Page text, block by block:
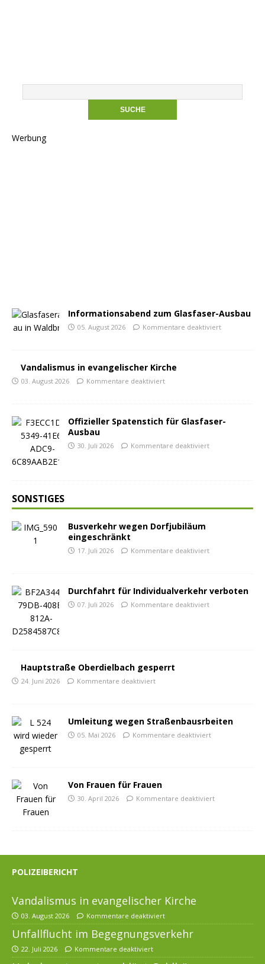
Werbung
Informationsabend zum Glasfaser-Ausbau
05. August 2026 Kommentare deaktiviert
Vandalismus in evangelischer Kirche
03. August 2026 Kommentare deaktiviert
Offizieller Spatenstich für Glasfaser-
Ausbau
30. Juli 2026 Kommentare deaktiviert
SONSTIGES
Busverkehr wegen Dorfjubiläum
eingeschränkt
17. Juli 2026 Kommentare deaktiviert
Durchfahrt für Individualverkehr verboten
07. Juli 2026 Kommentare deaktiviert
Hauptstraße Oberdielbach gesperrt
24. Juni 2026 Kommentare deaktiviert
Umleitung wegen Straßenbausrbeiten
05. Mai 2026 Kommentare deaktiviert
Von Frauen für Frauen
30. April 2026 Kommentare deaktiviert
POLIZEIBERICHT
Vandalismus in evangelischer Kirche
03. August 2026 Kommentare deaktiviert
Unfallflucht im Begegnungsverkehr
22. Juli 2026 Kommentare deaktiviert